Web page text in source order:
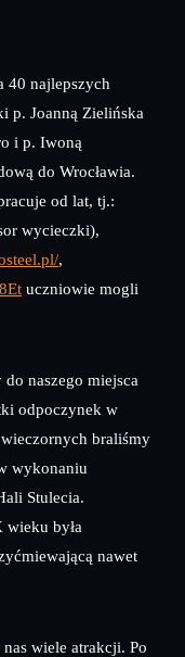
40 najlepszych
p. Joanną Zielińska
i p. Iwoną
do Wrocławia.
od lat, tj.:
wycieczki),
,
uczniowie mogli
naszego miejsca
odpoczynek w
braliśmy
wykonaniu
Stulecia.
była
nawet
wiele atrakcji. Po